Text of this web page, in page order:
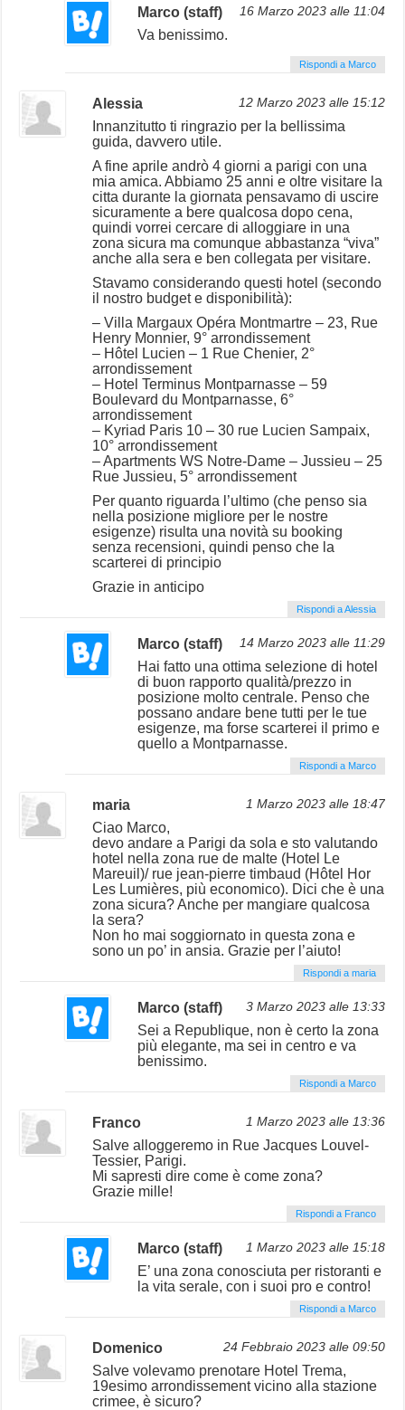
Marco (staff) 16 Marzo 2023 alle 11:04
Va benissimo.
Rispondi a Marco
Alessia 12 Marzo 2023 alle 15:12
Innanzitutto ti ringrazio per la bellissima
guida, davvero utile.
A fine aprile andrò 4 giorni a parigi con una
mia amica. Abbiamo 25 anni e oltre visitare la
citta durante la giornata pensavamo di uscire
sicuramente a bere qualcosa dopo cena,
quindi vorrei cercare di alloggiare in una
zona sicura ma comunque abbastanza “viva”
anche alla sera e ben collegata per visitare.
Stavamo considerando questi hotel (secondo
il nostro budget e disponibilità):
– Villa Margaux Opéra Montmartre – 23, Rue
Henry Monnier, 9° arrondissement
– Hôtel Lucien – 1 Rue Chenier, 2°
arrondissement
– Hotel Terminus Montparnasse – 59
Boulevard du Montparnasse, 6°
arrondissement
– Kyriad Paris 10 – 30 rue Lucien Sampaix,
10° arrondissement
– Apartments WS Notre-Dame – Jussieu – 25
Rue Jussieu, 5° arrondissement
Per quanto riguarda l’ultimo (che penso sia
nella posizione migliore per le nostre
esigenze) risulta una novità su booking
senza recensioni, quindi penso che la
scarterei di principio
Grazie in anticipo
Rispondi a Alessia
Marco (staff) 14 Marzo 2023 alle 11:29
Hai fatto una ottima selezione di hotel
di buon rapporto qualità/prezzo in
posizione molto centrale. Penso che
possano andare bene tutti per le tue
esigenze, ma forse scarterei il primo e
quello a Montparnasse.
Rispondi a Marco
maria 1 Marzo 2023 alle 18:47
Ciao Marco,
devo andare a Parigi da sola e sto valutando
hotel nella zona rue de malte (Hotel Le
Mareuil)/ rue jean-pierre timbaud (Hôtel Hor
Les Lumières, più economico). Dici che è una
zona sicura? Anche per mangiare qualcosa
la sera?
Non ho mai soggiornato in questa zona e
sono un po’ in ansia. Grazie per l’aiuto!
Rispondi a maria
Marco (staff) 3 Marzo 2023 alle 13:33
Sei a Republique, non è certo la zona
più elegante, ma sei in centro e va
benissimo.
Rispondi a Marco
Franco 1 Marzo 2023 alle 13:36
Salve alloggeremo in Rue Jacques Louvel-
Tessier, Parigi.
Mi sapresti dire come è come zona?
Grazie mille!
Rispondi a Franco
Marco (staff) 1 Marzo 2023 alle 15:18
E’ una zona conosciuta per ristoranti e
la vita serale, con i suoi pro e contro!
Rispondi a Marco
Domenico 24 Febbraio 2023 alle 09:50
Salve volevamo prenotare Hotel Trema,
19esimo arrondissement vicino alla stazione
crimee, è sicuro?